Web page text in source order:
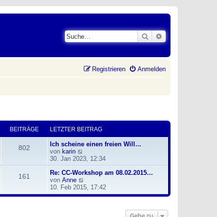
Suche
Anmelden
Registrieren
BEITRÄGE LETZTER BEITRAG
802
Ich scheine einen freien Will…
von karin
e
u
e
s
t
e
30. Jan 2023, 12:34
161
Re: CC-Workshop am 08.02.2015…
von Anne
e
u
10. Feb 2015, 17:42